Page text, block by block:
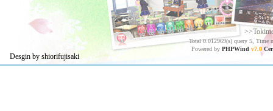
Total 0.012969(s) query 5, Time
Powered by PHPWind v7.0
Desgin by shiorifujisaki